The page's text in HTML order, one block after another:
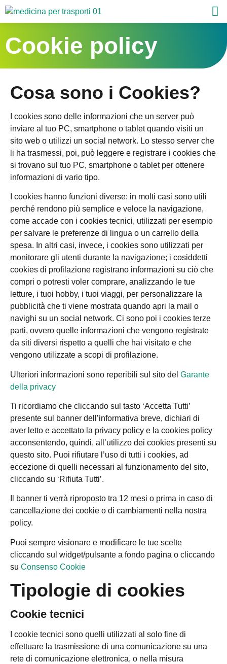
Cookie policy
Cosa sono i Cookies?
I cookies sono delle informazioni che un server può
inviare al tuo PC, smartphone o tablet quando visiti un
sito web o utilizzi un social network. Lo stesso server che
li ha trasmessi, poi, può leggere e registrare i cookies che
si trovano sul tuo PC, smartphone o tablet per ottenere
informazioni di vario tipo.
I cookies hanno funzioni diverse: in molti casi sono utili
perché rendono più semplice e veloce la navigazione,
come accade con i cookies tecnici, utilizzati per esempio
per salvare le preferenze di lingua o un carrello della
spesa. In altri casi, invece, i cookies sono utilizzati per
monitorare gli utenti durante la navigazione; i cosiddetti
cookies di profilazione registrano informazioni su ciò che
compri o potresti voler comprare, analizzando le tue
letture, i tuoi hobby, i tuoi viaggi, per personalizzare la
pubblicità che ti viene mostrata quando apri la mail o
navighi su un social network. Ci sono poi i cookies terze
parti, ovvero quelle informazioni che vengono registrate
da siti diversi rispetto a quelli che hai visitato e che
vengono utilizzate a scopi di profilazione.
Ulteriori informazioni sono reperibili sul sito del Garante
della privacy
Ti ricordiamo che cliccando sul tasto ‘Accetta Tutti’
presente sul banner dell’informativa breve, dichiari di
aver letto e accettato la privacy policy e la cookies policy
acconsentendo, quindi, all’utilizzo dei cookies presenti su
questo sito. Puoi rifiutare l’uso di tutti i cookies, ad
eccezione di quelli necessari al funzionamento del sito,
cliccando su ‘Rifiuta Tutti’.
Il banner ti verrà riproposto tra 12 mesi o prima in caso di
cancellazione dei cookie o di cambiamenti nella nostra
policy.
Puoi sempre visionare e modificare le tue scelte
cliccando sul widget/pulsante a fondo pagina o cliccando
su Consenso Cookie
Tipologie di cookies
Cookie tecnici
I cookie tecnici sono quelli utilizzati al solo fine di
effettuare la trasmissione di una comunicazione su una
rete di comunicazione elettronica, o nella misura